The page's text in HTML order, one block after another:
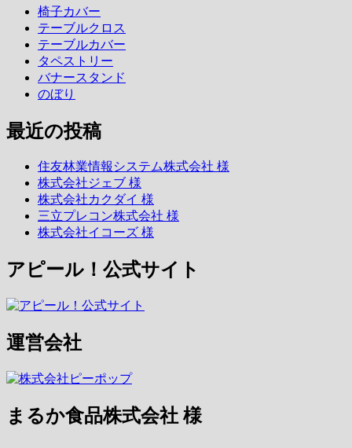
椅子カバー
テーブルクロス
テーブルカバー
タペストリー
バナースタンド
のぼり
最近の投稿
住友林業情報システム株式会社 様
株式会社ジェブ 様
株式会社カクダイ 様
三立プレコン株式会社 様
株式会社イコーズ 様
アピール！公式サイト
運営会社
まるか食品株式会社 様